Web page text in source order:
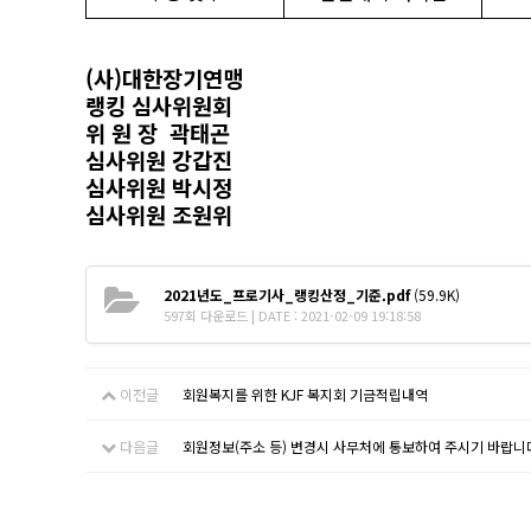
(사)대한장기연맹
랭킹 심사위원회
위 원 장 곽태곤
심사위원 강갑진
심사위원 박시정
심사위원 조원위
2021년도_프로기사_랭킹산정_기준.pdf(59.9K)
597회 다운로드 | DATE : 2021-02-09 19:18:58
이전글 회원복지를 위한 KJF 복지회 기금적립내역
다음글 회원정보(주소 등) 변경시 사무처에 통보하여 주시기 바랍니